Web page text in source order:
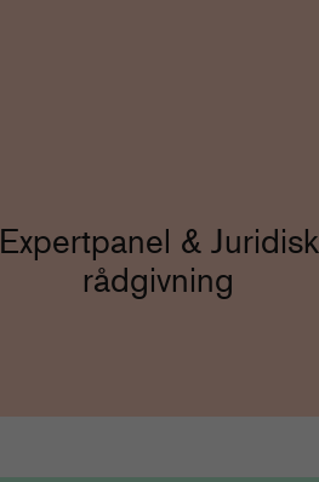
Expertpanel & Juridisk
rådgivning